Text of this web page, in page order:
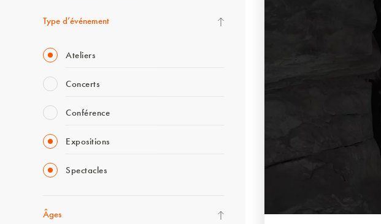
Type d’événement
Ateliers
Concerts
Conférence
Expositions
Spectacles
Âges